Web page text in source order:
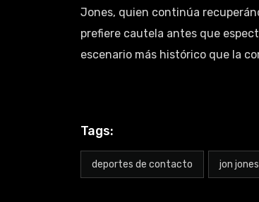
Jones, quien continúa
prefiere cautela antes que
escenario más histórico que la
Tags:
deportes de contacto jon jones